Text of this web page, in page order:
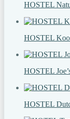
HOSTEL
HOSTEL
HOSTEL
HOSTEL